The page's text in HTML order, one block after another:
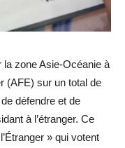
la zone Asie-Océanie à
(AFE) sur un total de
défendre et de
à l’étranger. Ce
» qui votent